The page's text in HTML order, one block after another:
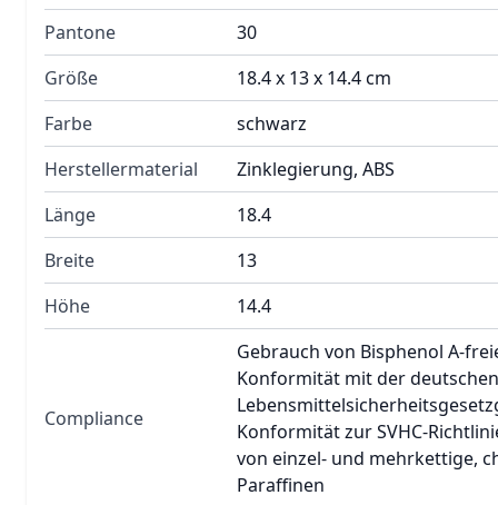
Pantone
30
Größe
18.4 x 13 x 14.4 cm
Farbe
schwarz
Herstellermaterial
Zinklegierung, ABS
Länge
18.4
Breite
13
Höhe
14.4
Compliance
Gebrauch von Bisphenol A-
Konformität mit der deutschen
Konformität zur SVHC-
von einzel- und mehrkettige,
Paraffinen